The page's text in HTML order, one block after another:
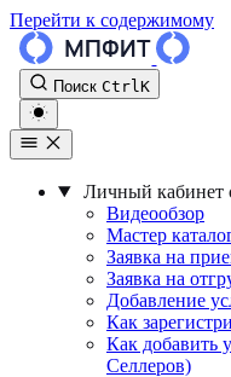
Перейти к содержимому
Поиск Ctrl K
Личный кабинет
Видеообзор
Мастер
Заявка на
Заявка на
Добавление
Как
Как добавить
Селлеров)